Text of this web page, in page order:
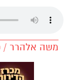
משה אלהרר / 10:20 23.10.24